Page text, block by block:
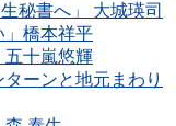
秘書へ」 大城瑛司
」橋本祥平
五十嵐悠輝
ーンと地元まわり